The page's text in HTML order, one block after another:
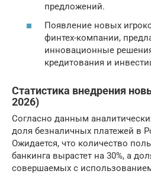
предложений.
Появление новых
финтех-компании,
инновационные
кредитования и
Статистика внедрения
2026)
Согласно данным
доля безналичных платежей в
Ожидается, что количество
банкинга вырастет на 30%, а
совершаемых с